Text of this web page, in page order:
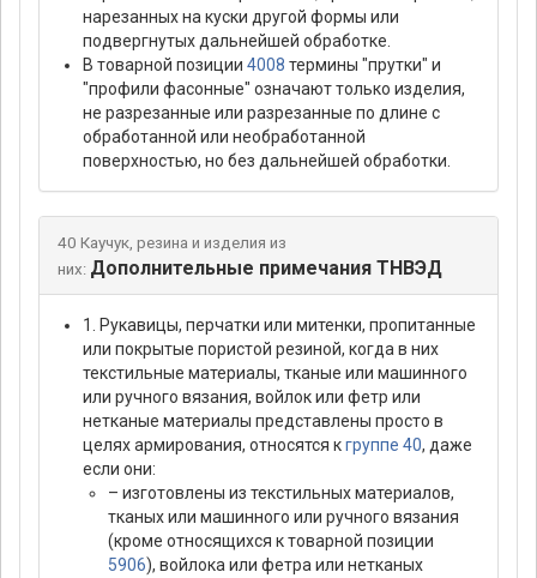
нарезанных на куски другой формы или
подвергнутых дальнейшей обработке.
В товарной позиции 4008 термины "прутки" и
"профили фасонные" означают только изделия,
не разрезанные или разрезанные по длине с
обработанной или необработанной
поверхностью, но без дальнейшей обработки.
40 Каучук, резина и изделия из
них: Дополнительные примечания ТНВЭД
1. Рукавицы, перчатки или митенки, пропитанные
или покрытые пористой резиной, когда в них
текстильные материалы, тканые или машинного
или ручного вязания, войлок или фетр или
нетканые материалы представлены просто в
целях армирования, относятся кгруппе 40, даже
если они:
– изготовлены из текстильных материалов,
тканых или машинного или ручного вязания
(кроме относящихся к товарной позиции
5906), войлока или фетра или нетканых